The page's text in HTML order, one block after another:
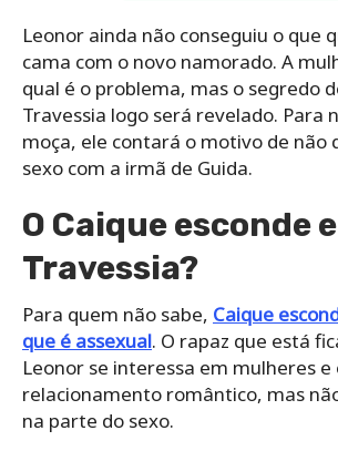
Leonor ainda não conseguiu o que
cama com o novo namorado. A
qual é o problema, mas o segredo
Travessia logo será revelado. Para
moça, ele contará o motivo de não
sexo com a irmã de Guida.
O Caique esconde
Travessia?
Para quem não sabe, Caique
que é assexual. O rapaz que está
Leonor se interessa em mulheres e
relacionamento romântico, mas
na parte do sexo.